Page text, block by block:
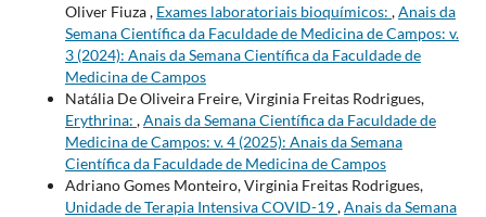
Oliver Fiuza , Exames laboratoriais bioquímicos: ,Anais da
Semana Científica da Faculdade de Medicina de Campos: v.
3 (2024): Anais da Semana Científica da Faculdade de
Medicina de Campos
Natália De Oliveira Freire, Virginia Freitas Rodrigues,
Erythrina: ,Anais da Semana Científica da Faculdade de
Medicina de Campos: v. 4 (2025): Anais da Semana
Científica da Faculdade de Medicina de Campos
Adriano Gomes Monteiro, Virginia Freitas Rodrigues,
Unidade de Terapia Intensiva COVID-19,Anais da Semana